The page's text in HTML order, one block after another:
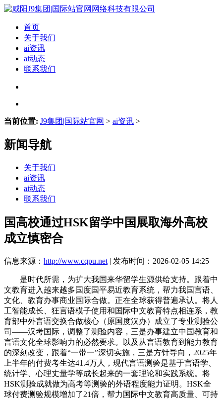
首页
关于我们
ai资讯
ai动态
联系我们
当前位置: J9集团|国际站官网 > ai资讯 >
新闻导航
关于我们
ai资讯
ai动态
联系我们
国高校通过HSK留学中国展取海外高校
成立慎密合
信息来源： http://www.cqpu.net | 发布时间：2026-02-05 14:25
是时代所需，为扩大我国来华留学生源供给支持。跟着中
文教育进入越来越多国度国平易近教育系统，帮力我国言语、
文化、教育办事商业国际合做。正在全球获得普遍承认。将人
工智能成长、狂言语模子使用和国际中文教育特点相连系，教
育部中外言语交换合做核心（原国度汉办）成立了专业测验公
司——汉考国际，调整了测验内容，三是办事建立中国教育和
言语文化全球影响力的必然要求。以及从言语教育到能力教育
的深刻改变，跟着“一带一”深切实施，三是方针导向，2025年
上半年的付费考生达41.4万人，现代言语测验是基于言语学、
统计学、心理丈量学等成长起来的一套理论和实践系统。将
HSK测验成就做为高考等测验的外语程度能力证明。HSK全
球付费测验规模增加了21倍，帮力国际中文教育高质量、可持